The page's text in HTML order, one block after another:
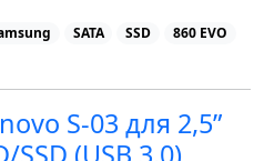
SATA SSD
860 EVO
S-03 для 2,5”